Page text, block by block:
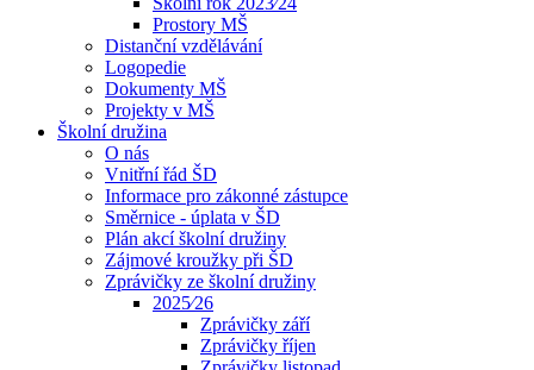
Prostory MŠ
Distanční vzdělávání
Logopedie
Dokumenty MŠ
Projekty v MŠ
Školní družina
O nás
Vnitřní řád ŠD
Informace pro zákonné zástupce
Směrnice - úplata v ŠD
Plán akcí školní družiny
Zájmové kroužky při ŠD
Zprávičky ze školní družiny
2025⁄26
Zprávičky září
Zprávičky říjen